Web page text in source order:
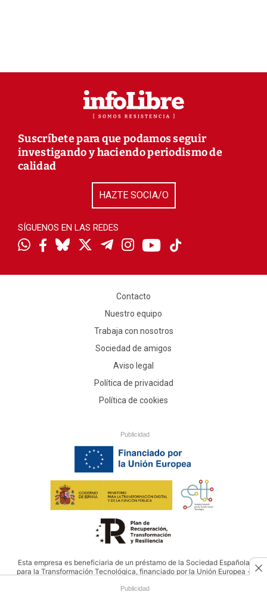
Publicidad
Suscríbete para que podamos seguir
investigando y haciendo periodismo de
calidad
HAZTE SOCIA/O
SÍGUENOS EN LAS REDES
Contacto
Nuestro equipo
Trabaja con nosotros
Sociedad de amigos
Aviso legal
Política de privacidad
Política de cookies
Publicidad
Esta empresa es beneficiaria de un préstamo de la Sociedad Española
para la Transformación Tecnológica, financiado por la Unión Europea -